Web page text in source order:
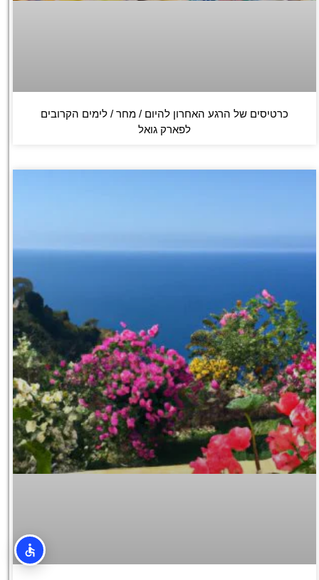
כרטיסים של הרגע האחרון להיום / מחר / לימים הקרובים
לפארק גואל